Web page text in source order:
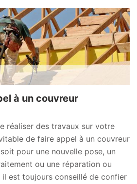
à un couvreur
réaliser des travaux sur votre
de faire appel à un couvreur
pour une nouvelle pose, un
ou une réparation ou
est toujours conseillé de confier